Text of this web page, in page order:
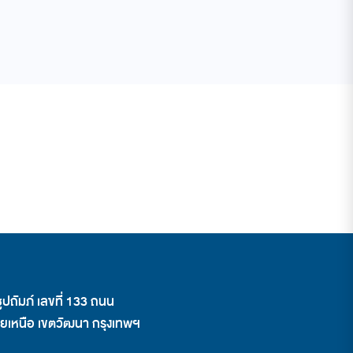
ถัมภ์ เลขที่ 133 ถนน
เหนือ เขตวัฒนา กรุงเทพฯ